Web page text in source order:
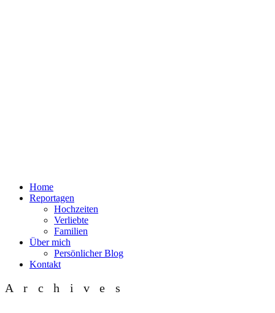
Home
Reportagen
Hochzeiten
Verliebte
Familien
Über mich
Persönlicher Blog
Kontakt
Archives